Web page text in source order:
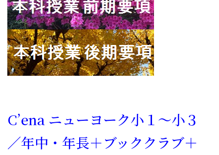
C’ena ニューヨーク小１～小３
／年中・年長＋ブッククラブ＋